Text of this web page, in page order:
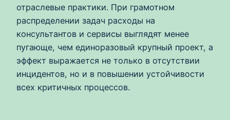
отраслевые практики. При грамотном
распределении задач расходы на
консультантов и сервисы выглядят менее
пугающе, чем единоразовый крупный проект, а
эффект выражается не только в отсутствии
инцидентов, но и в повышении устойчивости
всех критичных процессов.